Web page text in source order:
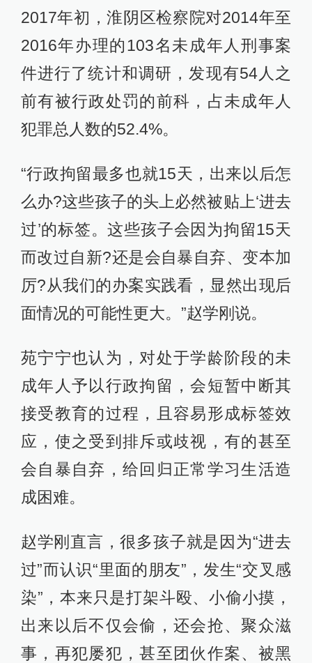
2017年初，淮阴区检察院对2014年至
2016年办理的103名未成年人刑事案
件进行了统计和调研，发现有54人之
前有被行政处罚的前科，占未成年人
犯罪总人数的52.4%。
“行政拘留最多也就15天，出来以后怎
么办?这些孩子的头上必然被贴上‘进去
过’的标签。这些孩子会因为拘留15天
而改过自新?还是会自暴自弃、变本加
厉?从我们的办案实践看，显然出现后
面情况的可能性更大。”赵学刚说。
苑宁宁也认为，对处于学龄阶段的未
成年人予以行政拘留，会短暂中断其
接受教育的过程，且容易形成标签效
应，使之受到排斥或歧视，有的甚至
会自暴自弃，给回归正常学习生活造
成困难。
赵学刚直言，很多孩子就是因为“进去
过”而认识“里面的朋友”，发生“交叉感
染”，本来只是打架斗殴、小偷小摸，
出来以后不仅会偷，还会抢、聚众滋
事，再犯屡犯，甚至团伙作案、被黑